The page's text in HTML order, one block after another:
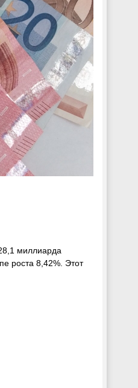
миллиарда
роста 8,42%. Этот